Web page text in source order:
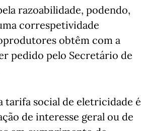
razoabilidade, podendo,
correspetividade
obtêm com a
pedido pelo Secretário de
tarifa social de eletricidade é
de interesse geral ou de